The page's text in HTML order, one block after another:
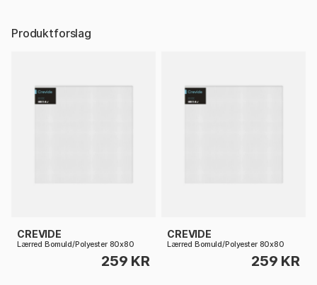
Produktforslag
CREVIDE
Lærred Bomuld/Polyester 80x80
259 KR
CREVIDE
Lærred Bomuld/Polyester 80x80
259 KR